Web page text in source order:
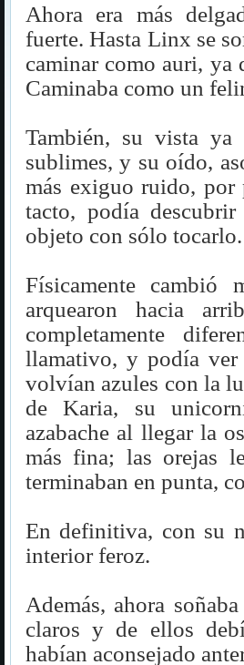
Ahora era más
fuerte. Hasta Linx se
caminar como auri,
Caminaba como un
También, su vista
sublimes, y su oído,
más exiguo ruido, por
tacto, podía
objeto con sólo tocarlo.
Físicamente cambió
arquearon hacia
completamente
llamativo, y podía ver
volvían azules con la
de Karia, su
azabache al llegar la
más fina; las orejas
terminaban en punta,
En definitiva, con su
interior feroz.
Además, ahora
claros y de ellos
habían aconsejado